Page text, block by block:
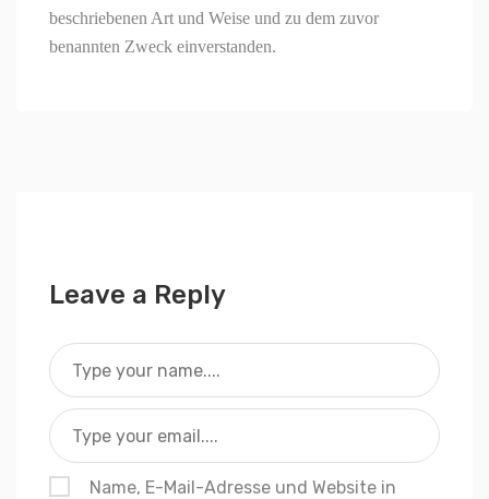
beschriebenen Art und Weise und zu dem zuvor
benannten Zweck einverstanden.
Leave a Reply
Name, E-Mail-Adresse und Website in